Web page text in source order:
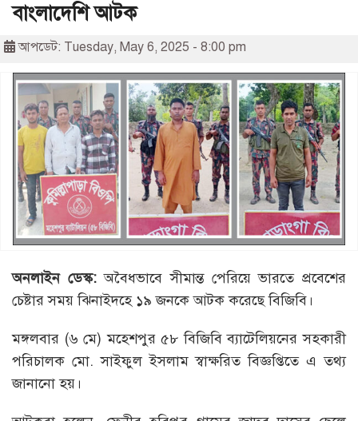
বাংলাদেশি আটক
আপডেট: Tuesday, May 6, 2025 - 8:00 pm
অনলাইন ডেস্ক:অবৈধভাবে সীমান্ত পেরিয়ে ভারতে প্রবেশের
চেষ্টার সময় ঝিনাইদহে ১৯ জনকে আটক করেছে বিজিবি।
মঙ্গলবার (৬ মে) মহেশপুর ৫৮ বিজিবি ব্যাটেলিয়নের সহকারী
পরিচালক মো. সাইফুল ইসলাম স্বাক্ষরিত বিজ্ঞপ্তিতে এ তথ্য
জানানো হয়।